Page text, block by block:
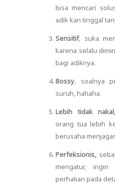
bisa mencari
adik kan tinggal
Sensitif, suka
karena selalu
bagi adiknya.
Bossy, soalnya
suruh, hahaha.
Lebih tidak nakal,
orang tua lebih
berusaha
Perfeksionis,
mengatur, ingin
perhatian pada